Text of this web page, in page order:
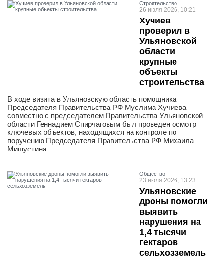
Строительство
26 июля 2026, 10:21
Хучиев
проверил в
Ульяновской
области
крупные
объекты
строительства
В ходе визита в Ульяновскую область помощника
Председателя Правительства РФ Муслима Хучиева
совместно с председателем Правительства Ульяновской
области Геннадием Спирчаговым был проведен осмотр
ключевых объектов, находящихся на контроле по
поручению Председателя Правительства РФ Михаила
Мишустина.
Общество
23 июля 2026, 13:23
Ульяновские
дроны помогли
выявить
нарушения на
1,4 тысячи
гектаров
сельхозземель